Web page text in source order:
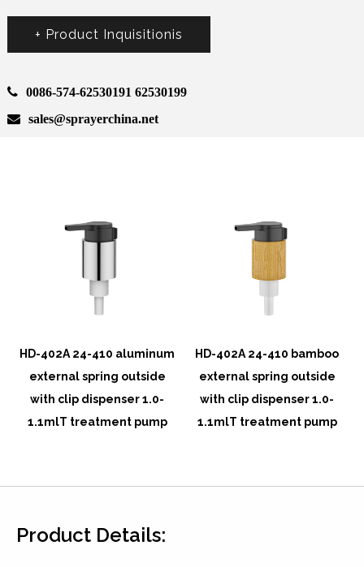
+ Product Inquisitionis
0086-574-62530191 62530199
sales@sprayerchina.net
HD-402A 24-410 aluminum
external spring outside
with clip dispenser 1.0-
1.1mlT treatment pump
HD-402A 24-410 bamboo
external spring outside
with clip dispenser 1.0-
1.1mlT treatment pump
Product Details: